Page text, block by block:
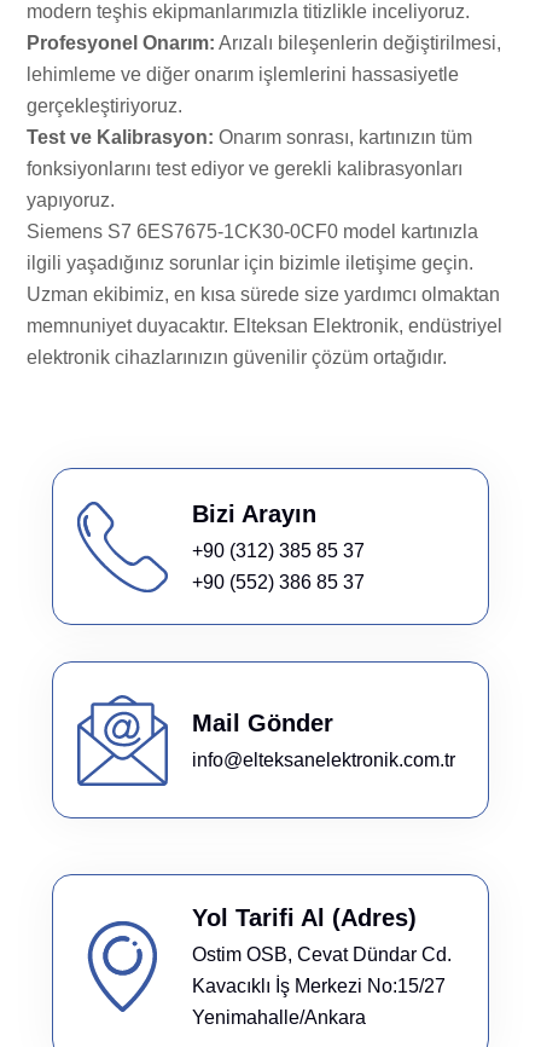
modern teşhis ekipmanlarımızla titizlikle inceliyoruz.
Profesyonel Onarım: Arızalı bileşenlerin değiştirilmesi,
lehimleme ve diğer onarım işlemlerini hassasiyetle
gerçekleştiriyoruz.
Test ve Kalibrasyon: Onarım sonrası, kartınızın tüm
fonksiyonlarını test ediyor ve gerekli kalibrasyonları
yapıyoruz.
Siemens S7 6ES7675-1CK30-0CF0 model kartınızla
ilgili yaşadığınız sorunlar için bizimle iletişime geçin.
Uzman ekibimiz, en kısa sürede size yardımcı olmaktan
memnuniyet duyacaktır. Elteksan Elektronik, endüstriyel
elektronik cihazlarınızın güvenilir çözüm ortağıdır.
Bizi Arayın
+90 (312) 385 85 37
+90 (552) 386 85 37
Mail Gönder
info@elteksanelektronik.com.tr
Yol Tarifi Al (Adres)
Ostim OSB, Cevat Dündar Cd.
Kavacıklı İş Merkezi No:15/27
Yenimahalle/Ankara